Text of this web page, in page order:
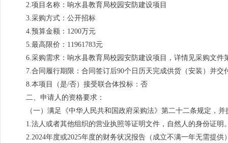
2.项目名称：响水县教育局校园安防建设项目
3.采购方式：公开招标
4.预算金额：1200万元
5.最高限价：11961783元
6.采购需求：响水县教育局校园安防建设项目，详情见采购文件
7.合同履行期限：合同签订后90个日历天完成供货（安装）并交
8.本项目（是/否）接受联合体投标：否
二、申请人的资格要求：
（一）满足《中华人民共和国政府采购法》第二十二条规定，
1.法人或者其他组织的营业执照等证明文件，自然人的身份证明
2.2024年度或2025年度的财务状况报告（成立不满一年无需提供